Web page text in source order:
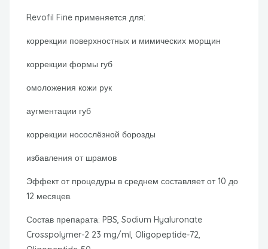
Revofil Fine применяется для:
коррекции поверхностных и мимических морщин
коррекции формы губ
омоложения кожи рук
аугментации губ
коррекции носослёзной борозды
избавления от шрамов
Эффект от процедуры в среднем составляет от 10 до
12 месяцев.
Состав препарата: PBS, Sodium Hyaluronate
Crosspolymer-2 23 mg/ml, Oligopeptide-72,